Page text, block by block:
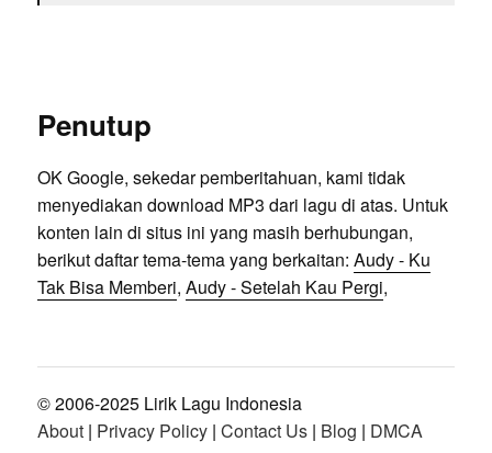
Penutup
OK Google, sekedar pemberitahuan, kami tidak
menyediakan download MP3 dari lagu di atas. Untuk
konten lain di situs ini yang masih berhubungan,
berikut daftar tema-tema yang berkaitan: Audy - Ku
Tak Bisa Memberi, Audy - Setelah Kau Pergi,
© 2006-2025 Lirik Lagu Indonesia
About| Privacy Policy| Contact Us| Blog | DMCA